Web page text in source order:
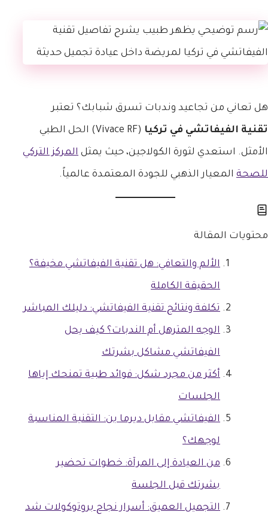
هل تعاني من تجاعيد وندبات تسرق شبابك؟ تعتبر
تقنية الفيفاتشي في تركيا (Vivace RF) الحل الطبي
الأمثل. استعدي لثورة الكولاجين، حيث يمثل المركز التركي
للصحة المعيار الذهبي للجودة المعتمدة عالمياً.
محتويات المقالة
الألم والتعافي: هل تقنية الفيفاتشي مخيفة؟
الحقيقة الكاملة
تكلفة ونتائج تقنية الفيفاتشي: دليلك المباشر
الوجه المترهل أم الندبات؟ كيف يحل
الفيفاتشي مشاكل بشرتك
أكثر من مجرد شكل: فوائد طبية تمنحك إياها
الجلسات
الفيفاتشي مقابل ديرما بن: التقنية المناسبة
لوجهك؟
من العيادة إلى المرآة: خطوات تحضير
بشرتك قبل الجلسة
التجميل العميق: أسرار نجاح بروتوكولات شد